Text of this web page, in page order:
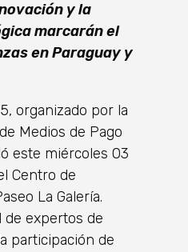
y la
marcarán el
en Paraguay y
organizado por la
Medios de Pago
este miércoles 03
Centro de
La Galería.
de expertos de
participación de